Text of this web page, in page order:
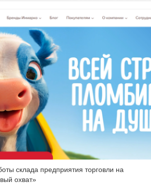
склада предприятия торговли на
охват»